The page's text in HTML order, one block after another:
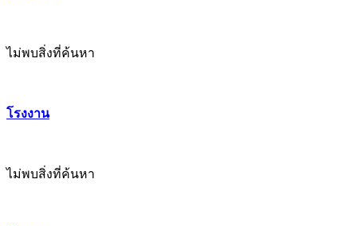
ไม่พบสิ่งที่ค้นหา
โรงงาน
ไม่พบสิ่งที่ค้นหา